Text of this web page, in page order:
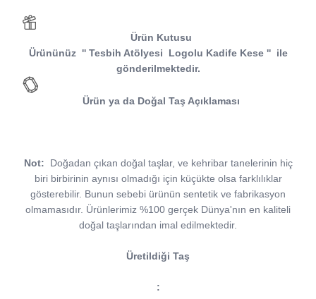
Ürün Kutusu
Ürününüz '' Tesbih Atölyesi Logolu Kadife Kese '' ile
gönderilmektedir.
Ürün ya da Doğal Taş Açıklaması
Not:
Doğadan çıkan doğal taşlar, ve kehribar tanelerinin hiç
biri birbirinin aynısı olmadığı için küçükte olsa farklılıklar
gösterebilir. Bunun sebebi ürünün sentetik ve fabrikasyon
olmamasıdır. Ürünlerimiz %100 gerçek Dünya'nın en kaliteli
doğal taşlarından imal edilmektedir.
Üretildiği Taş
: